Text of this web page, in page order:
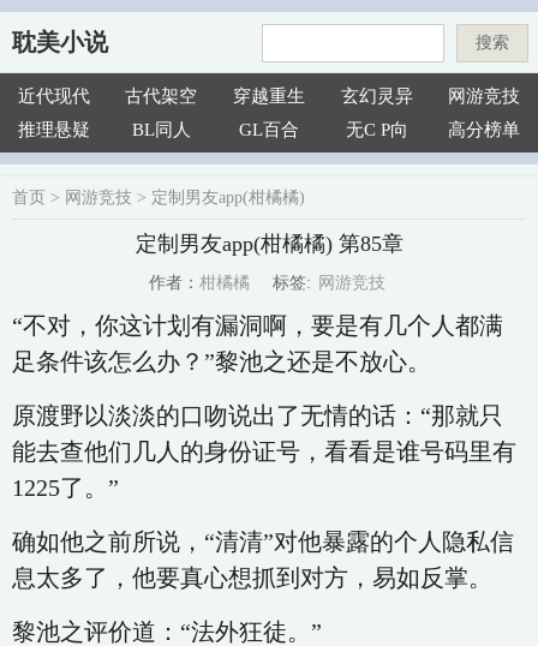
耽美小说 搜索
近代现代 古代架空 穿越重生 玄幻灵异
网游竞技
推理悬疑
BL同人 GL百合 无C P向 高分榜单
首页 > 网游竞技 > 定制男友app(柑橘橘)
定制男友app(柑橘橘) 第85章
作者： 柑橘橘 标签: 网游竞技
“不对，你这计划有漏洞啊，要是有几个人都满
足条件该怎么办？”黎池之还是不放心。
原渡野以淡淡的口吻说出了无情的话：“那就只
能去查他们几人的身份证号，看看是谁号码里有
1225了。”
确如他之前所说，“清清”对他暴露的个人隐私信
息太多了，他要真心想抓到对方，易如反掌。
黎池之评价道：“法外狂徒。”